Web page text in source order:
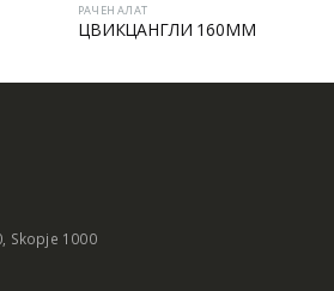
РАЧЕН АЛАТ
ЦВИКЦАНГЛИ 160MM
Skopje 1000